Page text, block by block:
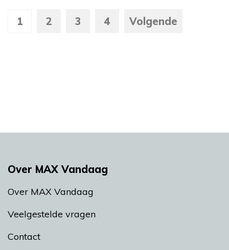
1 2 3 4 Volgende
Over MAX Vandaag
Over MAX Vandaag
Veelgestelde vragen
Contact